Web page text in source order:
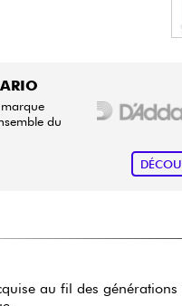
du
au fil des